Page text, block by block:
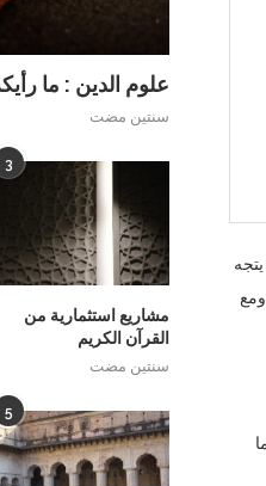
ومع
علوم الدين : ما
سنتين مضت
3
مشاريع استثمارية من
القرآن الكريم
سنتين مضت
5